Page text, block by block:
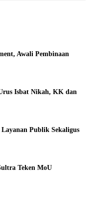
Awali Pembinaan
Isbat Nikah, KK dan
Publik Sekaligus
Teken MoU